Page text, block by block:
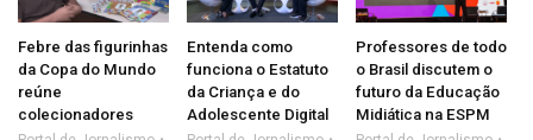
Febre das figurinhas
da Copa do Mundo
reúne
colecionadores
Entenda como
funciona o Estatuto
da Criança e do
Adolescente Digital
Professores de todo
o Brasil discutem o
futuro da Educação
Midiática na ESPM